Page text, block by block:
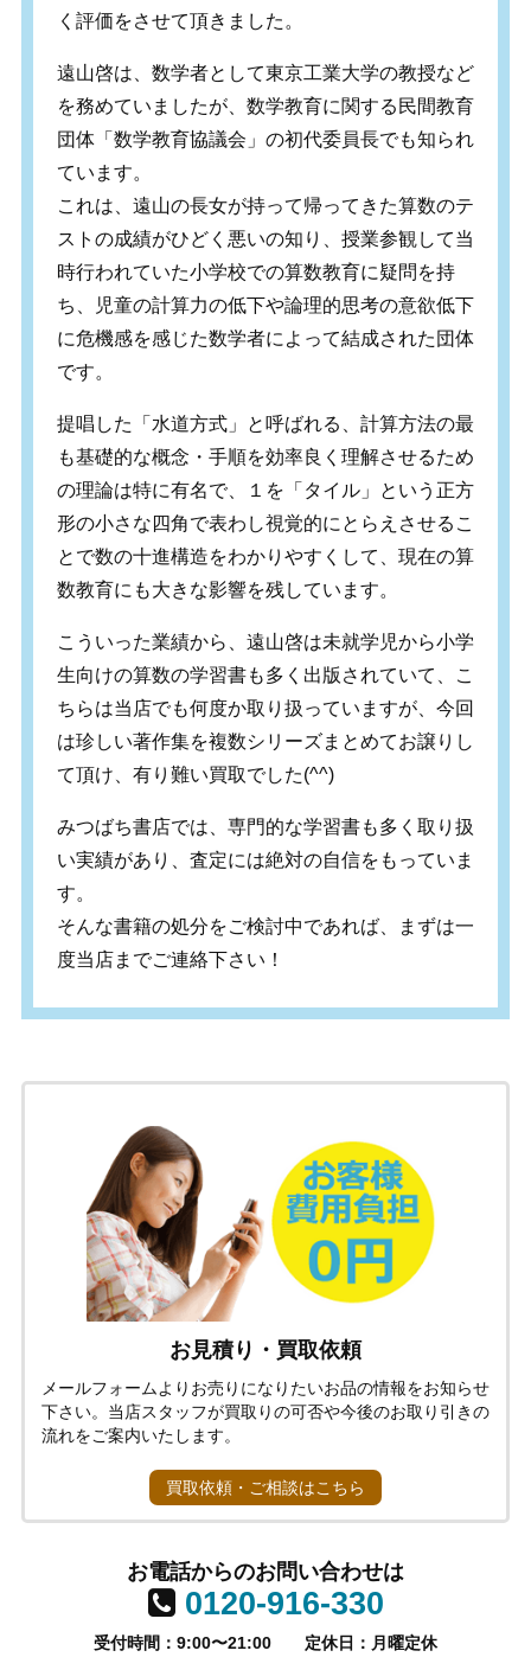
く評価をさせて頂きました。
遠山啓は、数学者として東京工業大学の教授など
を務めていましたが、数学教育に関する民間教育
団体「数学教育協議会」の初代委員長でも知られ
ています。
これは、遠山の長女が持って帰ってきた算数のテ
ストの成績がひどく悪いの知り、授業参観して当
時行われていた小学校での算数教育に疑問を持
ち、児童の計算力の低下や論理的思考の意欲低下
に危機感を感じた数学者によって結成された団体
です。
提唱した「水道方式」と呼ばれる、計算方法の最
も基礎的な概念・手順を効率良く理解させるため
の理論は特に有名で、１を「タイル」という正方
形の小さな四角で表わし視覚的にとらえさせるこ
とで数の十進構造をわかりやすくして、現在の算
数教育にも大きな影響を残しています。
こういった業績から、遠山啓は未就学児から小学
生向けの算数の学習書も多く出版されていて、こ
ちらは当店でも何度か取り扱っていますが、今回
は珍しい著作集を複数シリーズまとめてお譲りし
て頂け、有り難い買取でした(^^)
みつばち書店では、専門的な学習書も多く取り扱
い実績があり、査定には絶対の自信をもっていま
す。
そんな書籍の処分をご検討中であれば、まずは一
度当店までご連絡下さい！
お見積り・買取依頼
メールフォームよりお売りになりたいお品の情報をお知らせ
下さい。当店スタッフが買取りの可否や今後のお取り引きの
流れをご案内いたします。
買取依頼・ご相談はこちら
お電話からのお問い合わせは
0120-916-330
受付時間：9:00〜21:00 定休日：月曜定休